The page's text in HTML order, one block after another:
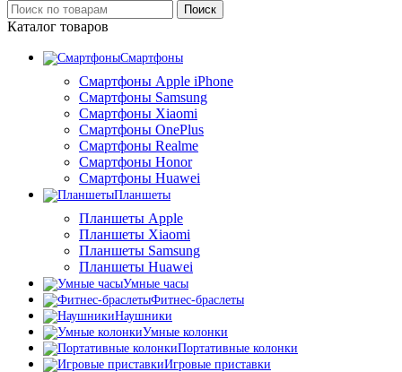
Поиск
Каталог товаров
Смартфоны
Смартфоны Apple iPhone
Смартфоны Samsung
Смартфоны Xiaomi
Смартфоны OnePlus
Смартфоны Realme
Смартфоны Honor
Смартфоны Huawei
Планшеты
Планшеты Apple
Планшеты Xiaomi
Планшеты Samsung
Планшеты Huawei
Умные часы
Фитнес-браслеты
Наушники
Умные колонки
Портативные колонки
Игровые приставки